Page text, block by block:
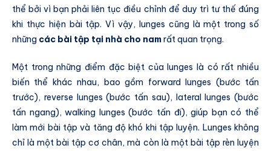
thể bởi vì bạn phải liên tục điều chỉnh để duy trì tư thế đúng
khi thực hiện bài tập. Vì vậy, lunges cũng là một trong số
những các bài tập tại nhà cho namrất quan trọng.
Một trong những điểm đặc biệt của lunges là có rất nhiều
biến thể khác nhau, bao gồm forward lunges (bước tấn
trước), reverse lunges (bước tấn sau), lateral lunges (bước
tấn ngang), walking lunges (bước tấn đi), giúp bạn có thể
làm mới bài tập và tăng độ khó khi tập luyện. Lunges không
chỉ là một bài tập cơ chân, mà còn là một bài tập rèn luyện